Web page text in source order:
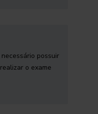
possuir
o exame